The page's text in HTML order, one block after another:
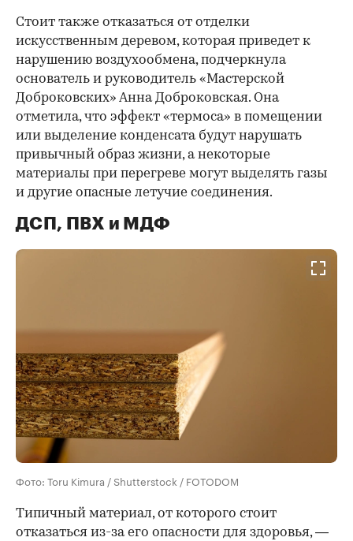
Стоит также отказаться от отделки
искусственным деревом, которая приведет к
нарушению воздухообмена, подчеркнула
основатель и руководитель «Мастерской
Доброковских» Анна Доброковская. Она
отметила, что эффект «термоса» в помещении
или выделение конденсата будут нарушать
привычный образ жизни, а некоторые
материалы при перегреве могут выделять газы
и другие опасные летучие соединения.
ДСП, ПВХ и МДФ
Фото: Toru Kimura / Shutterstock / FOTODOM
Типичный материал, от которого стоит
отказаться из-за его опасности для здоровья, —